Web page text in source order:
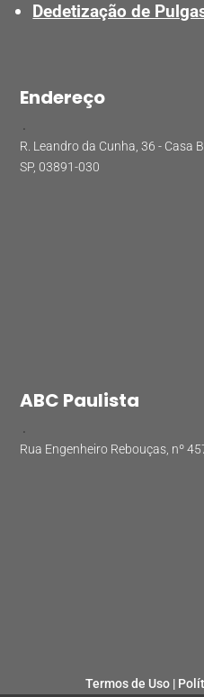
Dedetização de
Endereço
.
R. Leandro da Cunha, 36 - Casa
SP, 03891-030
ABC Paulista
.
Rua Engenheiro Rebouças, nº
Termos de Uso |